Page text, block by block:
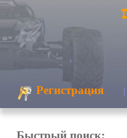
Регистрация |
Быстрый поиск: